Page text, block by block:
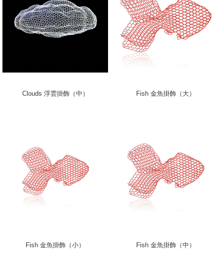
Clouds 浮雲掛飾（中） Fish 金魚掛飾（大）
Fish 金魚掛飾（小） Fish 金魚掛飾（中）